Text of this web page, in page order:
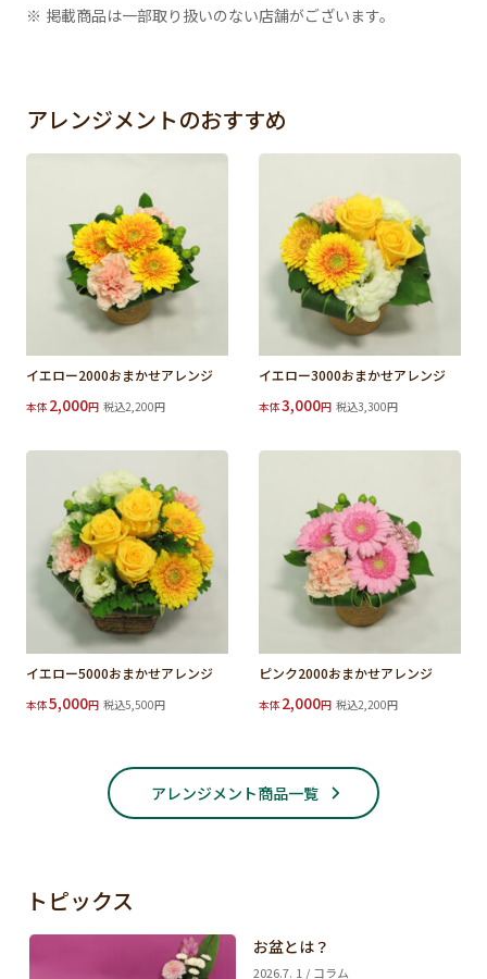
※ 掲載商品は一部取り扱いのない店舗がございます。
アレンジメントのおすすめ
イエロー2000おまかせアレンジ
本体 2,000円 税込2,200円
イエロー3000おまかせアレンジ
本体3,000円 税込3,300円
イエロー5000おまかせアレンジ
本体5,000円 税込5,500円
ピンク2000おまかせアレンジ
本体 2,000円 税込2,200円
アレンジメント商品一覧
トピックス
お盆とは？
2026.7. 1 / コラム